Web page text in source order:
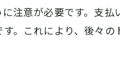
を理解する
イミング
注意が必要です。支
。これにより、後々の